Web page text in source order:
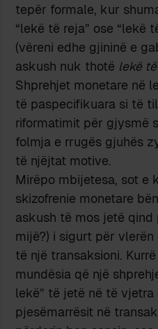
tepër formale, kur
“lekë të reja” ose “lekë
(vëreni edhe gjininë e
askush nuk thotë lekë
Shprehjet monetare në
të paspecifikuara si të
riformatimit për gjysmë
folmja e rrugës gjuhës
të njëjtat motive.
Mirëpo mbijetesa, sot e
skizofrenie monetare
askush të mos jetë
mijë?) i sigurt për
të një transaksioni.
mundësia që një
lekë” të jetë në të
pjesëmarrësit në